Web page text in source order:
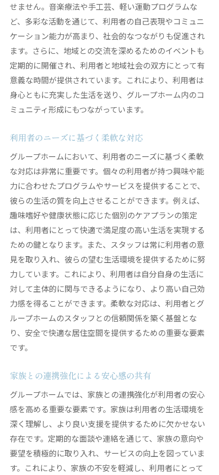
せません。音楽療法や手工芸、軽い運動プログラムな
ど、多彩な活動を通じて、利用者の自己表現やコミュニ
ケーション能力が高まり、社会的なつながりも促進され
ます。さらに、地域との交流を深めるためのイベントも
定期的に開催され、利用者と地域社会の双方にとって有
意義な時間が提供されています。これにより、利用者は
身心ともに充実した生活を送り、グループホーム内のコ
ミュニティ形成にもつながっています。
利用者のニーズに基づく柔軟な対応
グループホームにおいて、利用者のニーズに基づく柔軟
な対応は非常に重要です。個々の利用者が持つ興味や能
力に合わせたプログラムやサービスを提供することで、
彼らの生活の質を向上させることができます。例えば、
趣味嗜好や健康状態に応じた個別のケアプランの策定
は、利用者にとって快適で満足度の高い生活を実現する
ための鍵となります。また、スタッフは常に利用者の意
見を取り入れ、彼らの望む生活環境を提供するために努
力しています。これにより、利用者は自分自身の生活に
対して主体的に関与できるようになり、より高い自己効
力感を得ることができます。柔軟な対応は、利用者とグ
ループホームのスタッフとの信頼関係を築く基盤とな
り、安全で快適な居住空間を提供するための重要な要素
です。
家族との連携強化による安心感の共有
グループホームでは、家族との連携強化が利用者の安心
感を高める重要な要素です。家族は利用者の生活環境を
深く理解し、より良い支援を提供するために欠かせない
存在です。定期的な面談や連絡を通じて、家族の意向や
要望を積極的に取り入れ、サービスの向上を図っていま
す。これにより、家族の不安を軽減し、利用者にとって